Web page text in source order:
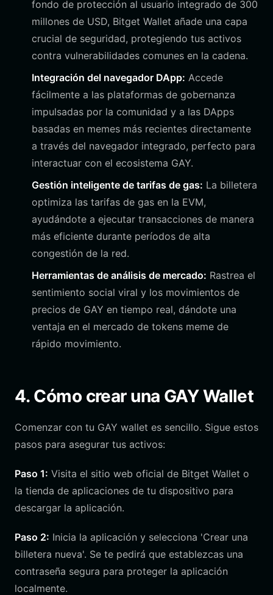
fondo de protección al usuario integrado de 300
millones de USD, Bitget Wallet añade una capa
crucial de seguridad, protegiendo tus activos
contra vulnerabilidades comunes en la cadena.
Integración del navegador DApp: Accede
fácilmente a las plataformas de gobernanza
impulsadas por la comunidad y a las DApps
basadas en memes más recientes directamente
a través del navegador integrado, perfecto para
interactuar con el ecosistema GAY.
Gestión inteligente de tarifas de gas: La billetera
optimiza las tarifas de gas en la EVM,
ayudándote a ejecutar transacciones de manera
más eficiente durante períodos de alta
congestión de la red.
Herramientas de análisis de mercado: Rastrea el
sentimiento social viral y los movimientos de
precios de GAY en tiempo real, dándote una
ventaja en el mercado de tokens meme de
rápido movimiento.
4. Cómo crear una GAY Wallet
Comenzar con tu GAY wallet es sencillo. Sigue estos
pasos para asegurar tus activos:
Paso 1: Visita el sitio web oficial de Bitget Wallet o
la tienda de aplicaciones de tu dispositivo para
descargar la aplicación.
Paso 2: Inicia la aplicación y selecciona 'Crear una
billetera nueva'. Se te pedirá que establezcas una
contraseña segura para proteger la aplicación
localmente.